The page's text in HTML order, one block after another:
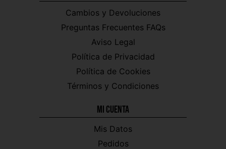
Cambios y Devoluciones
Preguntas Frecuentes FAQs
Aviso Legal
Política de Privacidad
Política de Cookies
Términos y Condiciones
Mi CUENTA
Mis Datos
Pedidos